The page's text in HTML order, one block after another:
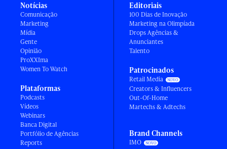
Notícias
Comunicação
Marketing
Mídia
Gente
Opinião
ProXXIma
Women To Watch
Plataformas
Podcasts
Vídeos
Webinars
Banca Digital
Portfólio de Agências
Reports
Editoriais
100 Dias de Inovação
Marketing na Olimpíada
Drops Agências &
Anunciantes
Talento
Patrocinados
Retail Media
Creators & Influencers
Out-Of-Home
Martechs & Adtechs
Brand Channels
IMO